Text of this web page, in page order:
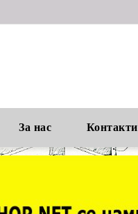
За нас Контакти